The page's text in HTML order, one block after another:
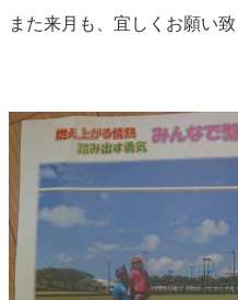
また来月も、宜しくお願い致